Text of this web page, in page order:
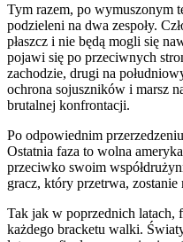
Tym razem, po wymuszonym
podzieleni na dwa zespoły.
płaszcz i nie będą mogli się
pojawi się po przeciwnych
zachodzie, drugi na
ochrona sojuszników i marsz
brutalnej konfrontacji.
Po odpowiednim
Ostatnia faza to wolna
przeciwko swoim
gracz, który przetrwa,
Tak jak w poprzednich latach,
każdego bracketu walki.